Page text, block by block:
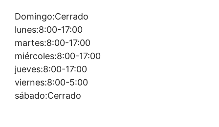
Domingo:Cerrado
lunes:8:00-17:00
martes:8:00-17:00
miércoles:8:00-17:00
jueves:8:00-17:00
viernes:8:00-5:00
sábado:Cerrado